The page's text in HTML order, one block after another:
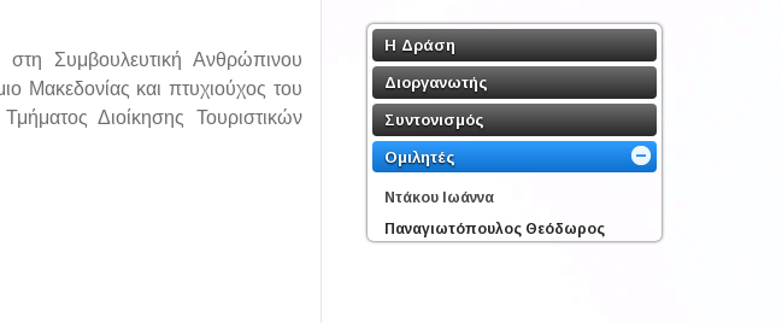
στη Συμβουλευτική Ανθρώπινου
Μακεδονίας και πτυχιούχος του
Διοίκησης Τουριστικών
Η Δράση
Διοργανωτής
Συντονισμός
Ομιλητές
Ντάκου Ιωάννα
Παναγιωτόπουλος Θεόδωρος